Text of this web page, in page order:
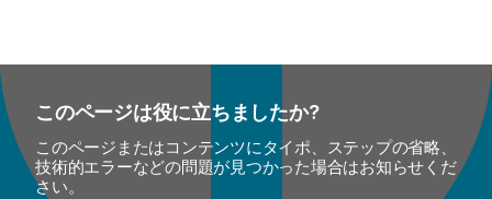
このページは役に立ちましたか?
このページまたはコンテンツにタイポ、ステップの省略、
技術的エラーなどの問題が見つかった場合はお知らせくだ
さい。